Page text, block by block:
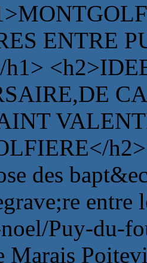
ENTRE
des
entre
Puy-du-
Marais